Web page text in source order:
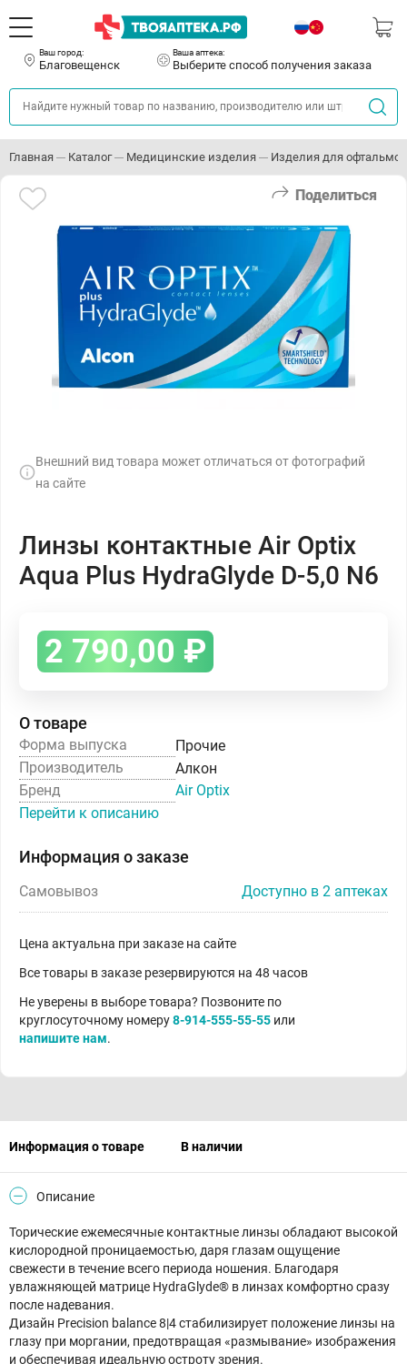
Ваш город:
Благовещенск
Ваша аптека:
Выберите способ получения заказа
Главная Каталог Медицинские изделия Изделия для
Поделиться
Внешний вид товара может отличаться от фотографий
на сайте
Линзы контактные Air Optix
Aqua Plus HydraGlyde D-5,0 N6
2 790,00 ₽
О товаре
Форма выпуска
Прочие
Производитель
Алкон
Бренд
Air Optix
Перейти к описанию
Информация о заказе
Самовывоз Доступно в 2 аптеках
Цена актуальна при заказе на сайте
Все товары в заказе резервируются на 48 часов
Не уверены в выборе товара? Позвоните по
круглосуточному номеру8-914-555-55-55 или
напишите нам.
Информация о товаре В наличии
Описание
Торические ежемесячные контактные линзы обладают высокой
кислородной проницаемостью, даря глазам ощущение
свежести в течение всего периода ношения. Благодаря
увлажняющей матрице HydraGlyde® в линзах комфортно сразу
после надевания.
Дизайн Precision balance 8|4 стабилизирует положение линзы на
глазу при моргании, предотвращая «размывание» изображения
и обеспечивая идеальную остроту зрения.